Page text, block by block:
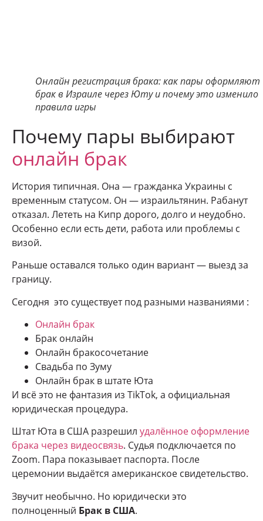
Онлайн регистрация брака: как пары оформляют
брак в Израиле через Юту и почему это изменило
правила игры
Почему пары выбирают
онлайн брак
История типичная. Она — гражданка Украины с
временным статусом. Он — израильтянин. Рабанут
отказал. Лететь на Кипр дорого, долго и неудобно.
Особенно если есть дети, работа или проблемы с
визой.
Раньше оставался только один вариант — выезд за
границу.
Сегодня это существует под разными названиями :
Онлайн брак
Брак онлайн
Онлайн бракосочетание
Свадьба по Зуму
Онлайн брак в штате Юта
И всё это не фантазия из TikTok, а официальная
юридическая процедура.
Штат Юта в США разрешил удалённое оформление
брака через видеосвязь. Судья подключается по
Zoom. Пара показывает паспорта. После
церемонии выдаётся американское свидетельство.
Звучит необычно. Но юридически это
полноценный Брак в США.